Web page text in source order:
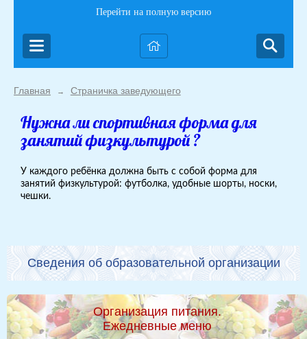
Перейти на полную версию
Главная → Страничка заведующего
Нужна ли спортивная форма для
занятий физкультурой ?
У каждого ребёнка должна быть с собой форма для
занятий физкультурой: футболка, удобные шорты, носки,
чешки.
Сведения об образовательной организации
Организация питания.
Ежедневные меню